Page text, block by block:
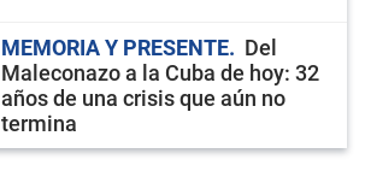
MEMORIA Y PRESENTE
Del
Maleconazo a la Cuba de hoy: 32
años de una crisis que aún no
termina